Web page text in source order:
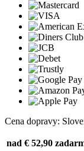
Cena dopravy:
nad € 52,90